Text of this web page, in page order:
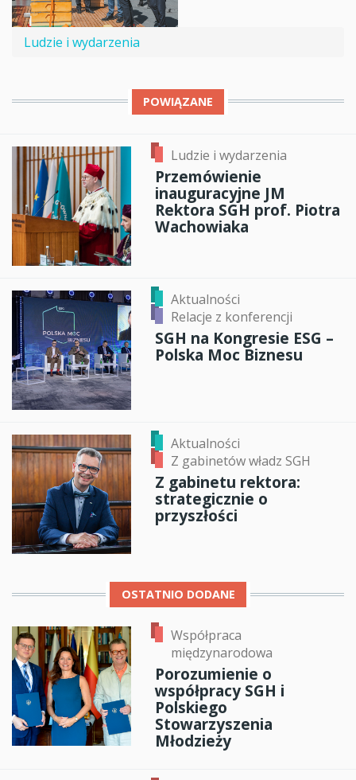
Ludzie i wydarzenia
POWIĄZANE
Ludzie i wydarzenia
Przemówienie
inauguracyjne JM
Rektora SGH prof. Piotra
Wachowiaka
Aktualności
Relacje z konferencji
SGH na Kongresie ESG –
Polska Moc Biznesu
Aktualności
Z gabinetów władz SGH
Z gabinetu rektora:
strategicznie o
przyszłości
OSTATNIO DODANE
Współpraca
międzynarodowa
Porozumienie o
współpracy SGH i
Polskiego
Stowarzyszenia
Młodzieży